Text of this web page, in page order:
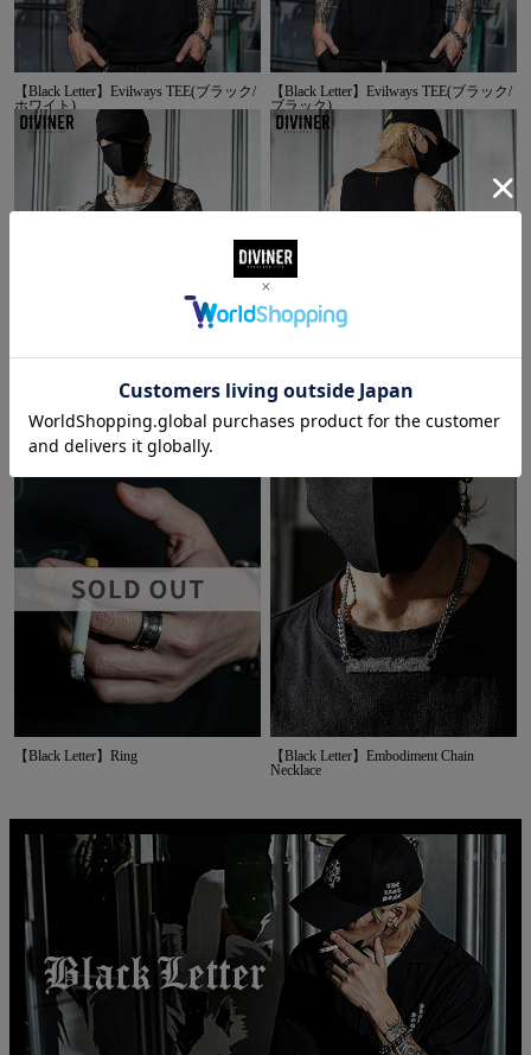
【Black Letter】Evilways TEE(ブラック/
ホワイト)
【Black Letter】Evilways TEE(ブラック/
ブラック)
【Black Letter】Smash The Bone
Tanktop(ブラック/ホワイト)
【Black Letter】Smash The Bone
Tanktop(ブラック/グレー)
【Black Letter】Ring
【Black Letter】Embodiment Chain
Necklace